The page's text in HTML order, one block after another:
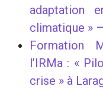
adaptation
climatique »
Formation
l’IRMa : «
crise » à